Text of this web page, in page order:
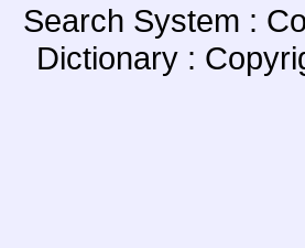
Search System :
Dictionary :